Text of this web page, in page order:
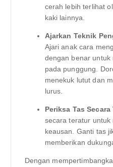
cerah lebih terlihat
kaki lainnya.
Ajarkan Teknik
Ajari anak cara
dengan benar
pada punggung.
menekuk lutut dan
lurus.
Periksa Tas Secara
secara teratur
keausan. Ganti tas
memberikan
Dengan